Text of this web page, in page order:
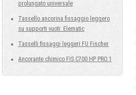
prolungato universale
Tassello ancorina fissaggio leggero
su supporti vuoti: Elematic
Tasselli fissaggi leggeri FU Fischer
Ancorante chimico FIS C700 HP PRO.1